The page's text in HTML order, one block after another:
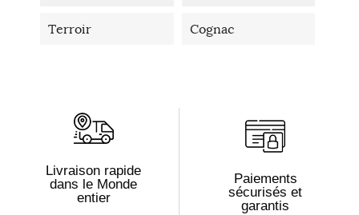
Terroir Cognac
Livraison rapide
dans le Monde
entier
Paiements
sécurisés et
garantis